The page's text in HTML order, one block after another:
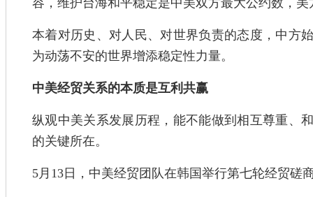
本着对历史、对人民、对世界负责的态度，中方
为动荡不安的世界增添稳定性力量。
中美经贸关系的本质是互利共赢
纵观中美关系发展历程，能不能做到相互尊重、
的关键所在。
5月13日，中美经贸团队在韩国举行第七轮经贸磋